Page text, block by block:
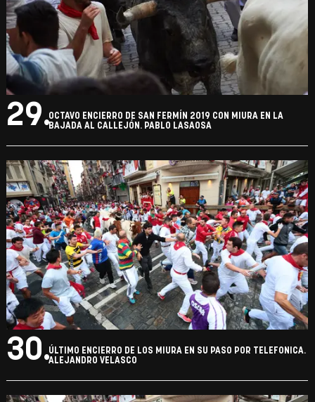
29.OCTAVO ENCIERRO DE SAN FERMÍN 2019 CON MIURA EN LA
BAJADA AL CALLEJÓN. PABLO LASAOSA
30.ÚLTIMO ENCIERRO DE LOS MIURA EN SU PASO POR TELEFONICA.
ALEJANDRO VELASCO